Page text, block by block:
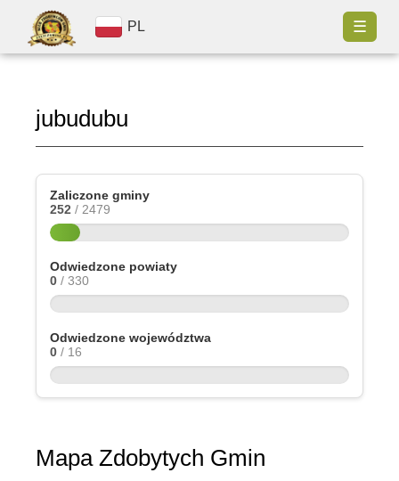
PL ☰
jubudubu
Zaliczone gminy
252 / 2479
Odwiedzone powiaty
0 / 330
Odwiedzone województwa
0 / 16
Mapa Zdobytych Gmin